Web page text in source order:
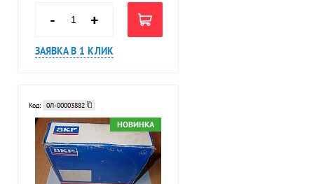
- +
ЗАЯВКА В 1 КЛИК
Код: 0Л-00003882
НОВИНКА